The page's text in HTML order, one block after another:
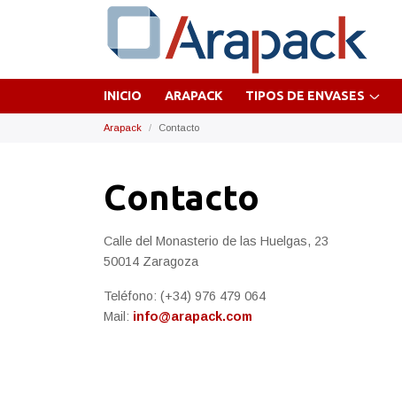
INICIO ARAPACK TIPOS DE ENVASES
Arapack Contacto
Contacto
Calle del Monasterio de las Huelgas, 23
50014 Zaragoza
Teléfono: (+34) 976 479 064
Mail: info@arapack.com